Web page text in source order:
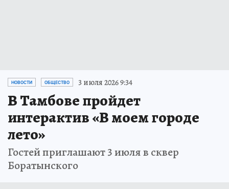
НОВОСТИ ОБЩЕСТВО 3 июля 2026 9:34
В Тамбове пройдет
интерактив «В моем городе
лето»
Гостей приглашают 3 июля в сквер
Боратынского